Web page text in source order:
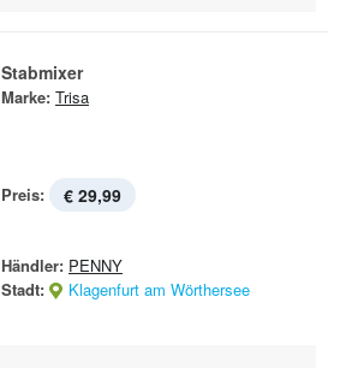
Stabmixer
Marke: Trisa
Preis: € 29,99
Händler: PENNY
Stadt:
Klagenfurt am Wörthersee